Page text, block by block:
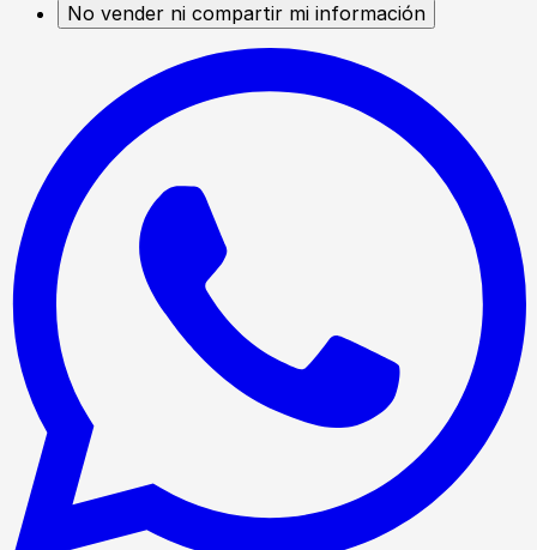
No vender ni compartir mi información